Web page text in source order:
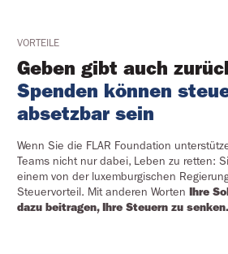
VORTEILE
Geben gibt auch
Spenden können
absetzbar sein
Wenn Sie die FLAR Foundation
Teams nicht nur dabei, Leben zu retten:
einem von der luxemburgischen
Steuervorteil. Mit anderen Worten Ihre
dazu beitragen, Ihre Steuern zu senken.